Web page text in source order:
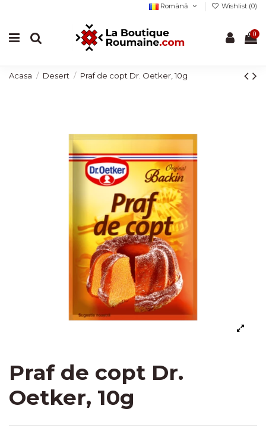
Română Wishlist (0)
0
Acasa Desert Praf de copt Dr. Oetker, 10g
Praf de copt Dr.
Oetker, 10g